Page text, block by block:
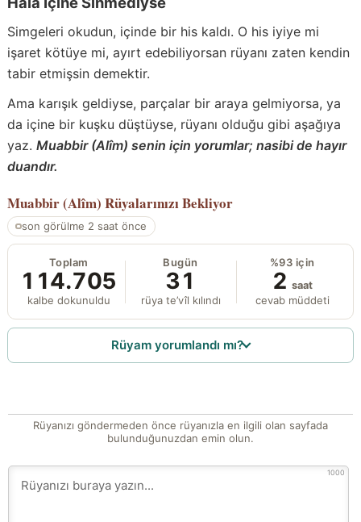
Simgeleri okudun, içinde bir his kaldı. O his iyiye mi
işaret kötüye mi, ayırt edebiliyorsan rüyanı zaten kendin
tabir etmişsin demektir.
Ama karışık geldiyse, parçalar bir araya gelmiyorsa, ya
da içine bir kuşku düştüyse, rüyanı olduğu gibi aşağıya
yaz. Muabbir (Alîm) senin için yorumlar; nasibi de hayır
duandır.
Muabbir (Alîm) Rüyalarınızı Bekliyor
son görülme 2 saat önce
Toplam
114.705
kalbe dokunuldu
Bugün
31
rüya te’vîl kılındı
%93 için
2 saat
cevab müddeti
Rüyam yorumlandı mı?
Rüyanızı göndermeden önce rüyanızla en ilgili olan sayfada
bulunduğunuzdan emin olun.
1000